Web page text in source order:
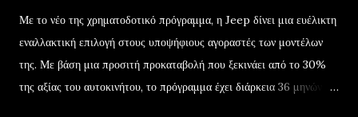
Με το νέο της χρηματοδοτικό πρόγραμμα, η Jeep δίνει μια ευέλικτη
εναλλακτική επιλογή στους υποψήφιους αγοραστές των μοντέλων
της. Με βάση μια προσιτή προκαταβολή που ξεκινάει από το 30%
της αξίας του αυτοκινήτου, το πρόγραμμα έχει διάρκεια 36 μηνών